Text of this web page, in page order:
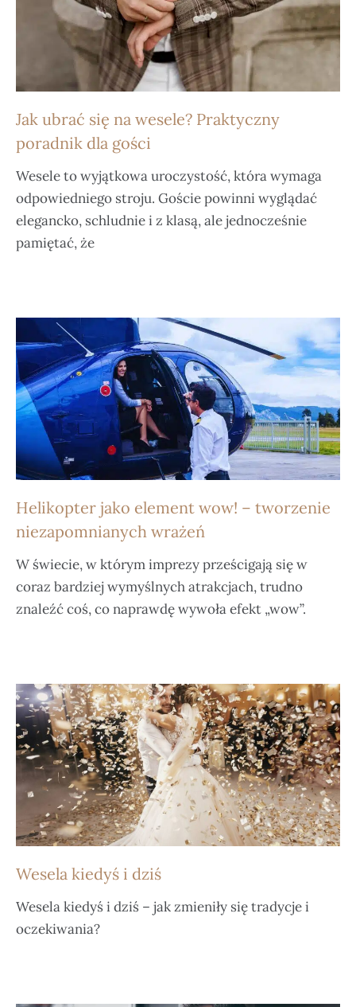
Jak ubrać się na wesele? Praktyczny
poradnik dla gości
Wesele to wyjątkowa uroczystość, która wymaga
odpowiedniego stroju. Goście powinni wyglądać
elegancko, schludnie i z klasą, ale jednocześnie
pamiętać, że
Helikopter jako element wow! – tworzenie
niezapomnianych wrażeń
W świecie, w którym imprezy prześcigają się w
coraz bardziej wymyślnych atrakcjach, trudno
znaleźć coś, co naprawdę wywoła efekt „wow”.
Wesela kiedyś i dziś
Wesela kiedyś i dziś – jak zmieniły się tradycje i
oczekiwania?